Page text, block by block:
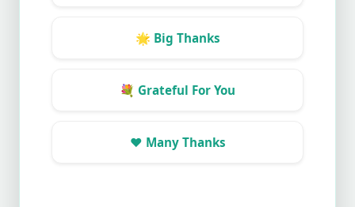
🌟 Big Thanks
💐 Grateful For You
❤️ Many Thanks